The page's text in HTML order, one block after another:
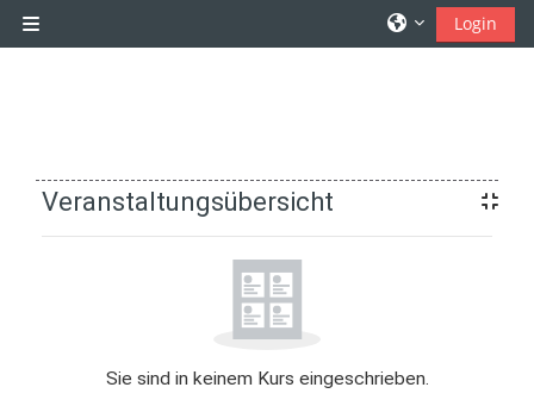
Website-Übersicht
Login
Veranstaltungsübersicht
Sie sind in keinem Kurs eingeschrieben.